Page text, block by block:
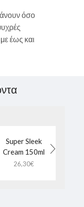
όσο
έως και
Super Sleek
Cream 150ml
26,30€